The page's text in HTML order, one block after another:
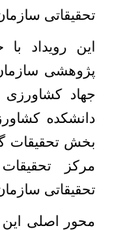
تحقیقاتی
این رویداد
پژوهشی
جهاد کشاورزی
دانشکده
بخش تحقیقات
مرکز
تحقیقاتی
محور اصلی این